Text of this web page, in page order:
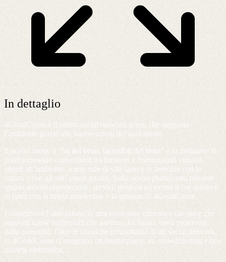
In dettaglio
4GoodCause è il primo social network green che supporta
l’ambiente grazie alle buone azioni dei suoi utenti.
Il nostro motto è “
fai del bene, facendoti del bene
” e lo mettiamo in
pratica creando connessioni tra fornitori e consumatori virtuosi,
attenti all’ambiente, a uno stile di vita sano e in armonia con la
natura e con gli altri esseri umani. Sulla nostra piattaforma trovano
spazio attività esperienziali, servizi, prodotti ed eventi il cui spirito è
in linea con la tutela ambientale e la mission di 4GoodCause.
L’obiettivo è l’attivazione di una economia virtuosa e circolare che
supporti cause ambientali che partono dal basso, ossia promosse
dalla comunità. Oltre le classiche funzionalità di un social network,
in 4GoodCause si integrano un marketplace, un crowdfunding e una
moneta elettronica.